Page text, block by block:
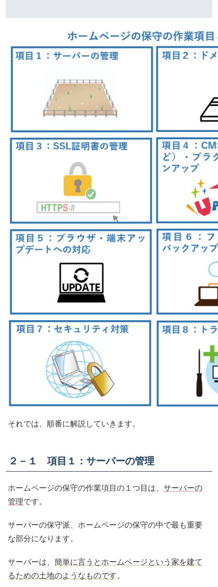
それでは、順番に解説していきます。
２－１ 項目１：サーバーの管理
ホームページの保守の作業項目の１つ目は、サーバーの
管理です。
サーバーの保守派、ホームページの保守の中で最も重要
な部分になります。
サーバーは、簡単に言うとホームページという家を建て
るための土地のようなものです。